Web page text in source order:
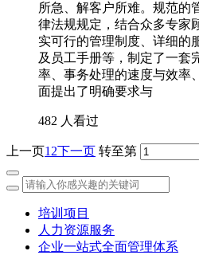
所急、解客户所难。规范的
律法规规定，结合众多专家
实可行的管理制度、详细的
及员工手册等，制定了一套
率、事务处理的速度与效率
面提出了明确要求与
482 人看过
上一页 12 下一页 转至第
培训项目
人力资源服务
企业一站式全面管理体系